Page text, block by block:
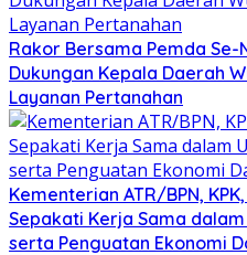
Rakor Bersama Pemda Se-
Dukungan Kepala Daerah
Layanan Pertanahan
Kementerian ATR/BPN,
Sepakati Kerja Sama
serta Penguatan Ekonomi